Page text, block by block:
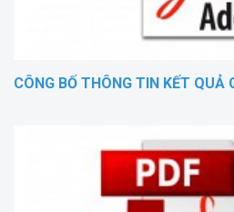
CÔNG BỐ THÔNG TIN KẾT QUẢ